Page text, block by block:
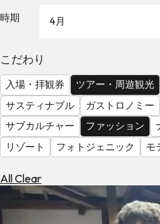
る
気
を
見
る
時期 4月
こだわり
入場・拝観券 ツアー・周遊観光
サスティナブル
ガストロノミー
サブカルチャー
ファッション
リゾート
フォトジェニック モ
All Clear